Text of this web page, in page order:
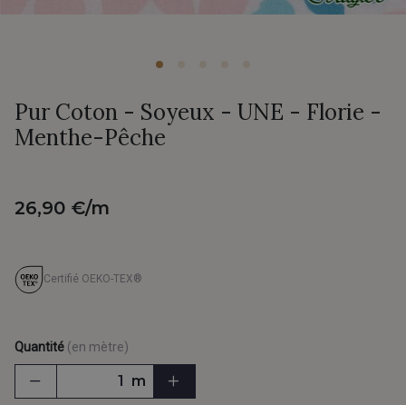
Pur Coton - Soyeux - UNE - Florie -
Menthe-Pêche
26,90 €/m
Certifié OEKO-TEX®
Quantité (en mètre)
m